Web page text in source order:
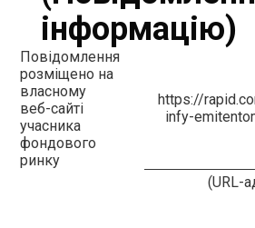
інформацію)
Повідомлення
розміщено на
власному
веб-сайті
учасника
фондового
ринку
https://
infy-
(URL-